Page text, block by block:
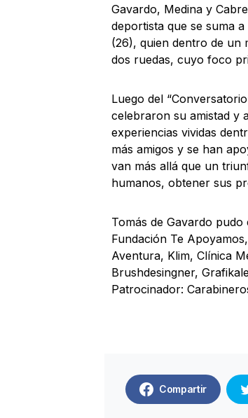
Gavardo, Medina y
deportista que se suma
(26), quien dentro de un
dos ruedas, cuyo foco
Luego del
celebraron su amistad y
experiencias vividas
más amigos y se han
van más allá que un
humanos, obtener sus
Tomás de Gavardo
Fundación Te
Aventura, Klim, Clínica
Brushdesingner,
Patrocinador:
Compartir